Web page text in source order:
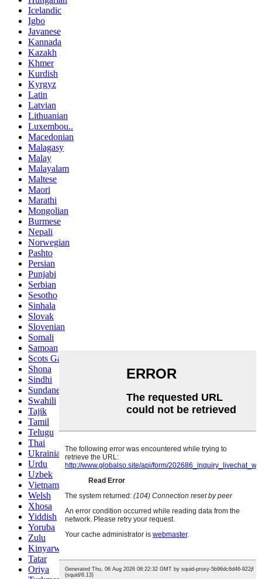
Icelandic
Igbo
Javanese
Kannada
Kazakh
Khmer
Kurdish
Kyrgyz
Latin
Latvian
Lithuanian
Luxembou..
Macedonian
Malagasy
Malay
Malayalam
Maltese
Maori
Marathi
Mongolian
Burmese
Nepali
Norwegian
Pashto
Persian
Punjabi
Serbian
Sesotho
Sinhala
Slovak
Slovenian
Somali
Samoan
Scots Gaelic
Shona
Sindhi
Sundanese
Swahili
Tajik
Tamil
Telugu
Thai
Ukrainian
Urdu
Uzbek
Vietnamese
Welsh
Xhosa
Yiddish
Yoruba
Zulu
Kinyarwanda
Tatar
Oriya